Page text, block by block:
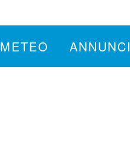
METEO ANNUNCI